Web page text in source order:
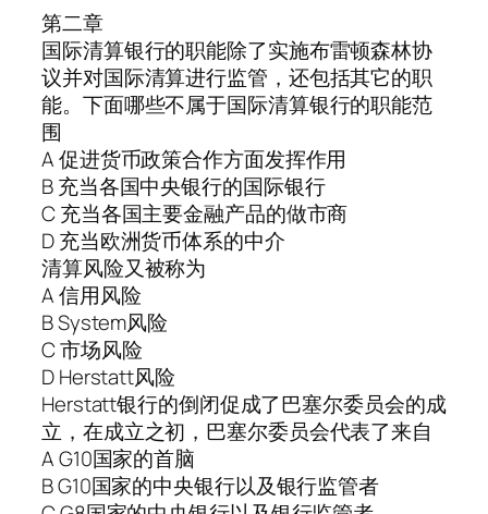
第二章
国际清算银行的职能除了实施布雷顿森林协
议并对国际清算进行监管，还包括其它的职
能。下面哪些不属于国际清算银行的职能范
围
A 促进货币政策合作方面发挥作用
B 充当各国中央银行的国际银行
C 充当各国主要金融产品的做市商
D 充当欧洲货币体系的中介
清算风险又被称为
A 信用风险
B System风险
C 市场风险
D Herstatt风险
Herstatt银行的倒闭促成了巴塞尔委员会的成
立，在成立之初，巴塞尔委员会代表了来自
A G10国家的首脑
B G10国家的中央银行以及银行监管者